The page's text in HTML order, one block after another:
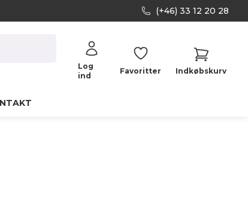
(+46) 33 12 20 28
Log
ind
Favoritter Indkøbskurv